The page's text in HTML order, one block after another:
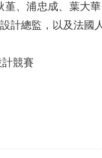
、浦忠成、葉大
計總監，以及法國
競賽